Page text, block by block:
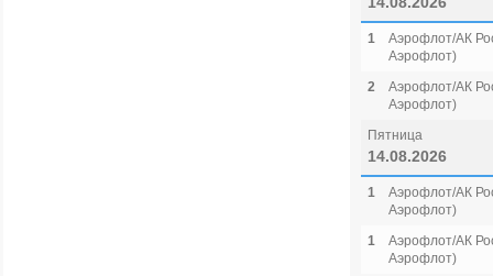
1
Аэрофлот/АК
Аэрофлот)
2
Аэрофлот/АК
Аэрофлот)
Пятница
14.08.2026
1
Аэрофлот/АК
Аэрофлот)
1
Аэрофлот/АК
Аэрофлот)